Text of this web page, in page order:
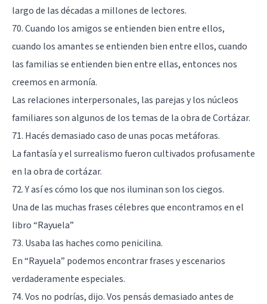
largo de las décadas a millones de lectores.
70. Cuando los amigos se entienden bien entre ellos,
cuando los amantes se entienden bien entre ellos, cuando
las familias se entienden bien entre ellas, entonces nos
creemos en armonía.
Las relaciones interpersonales, las parejas y los núcleos
familiares son algunos de los temas de la obra de Cortázar.
71. Hacés demasiado caso de unas pocas metáforas.
La fantasía y el surrealismo fueron cultivados profusamente
en la obra de cortázar.
72. Y así es cómo los que nos iluminan son los ciegos.
Una de las muchas frases célebres que encontramos en el
libro “Rayuela”
73. Usaba las haches como penicilina.
En “Rayuela” podemos encontrar frases y escenarios
verdaderamente especiales.
74. Vos no podrías, dijo. Vos pensás demasiado antes de